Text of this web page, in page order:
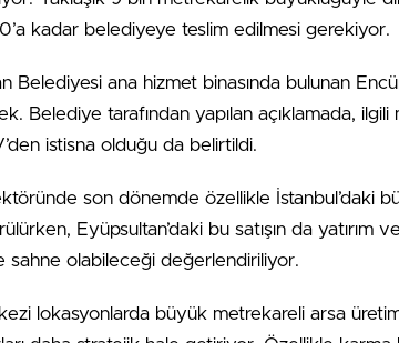
kadar belediyeye teslim edilmesi gerekiyor.
Belediyesi ana hizmet binasında bulunan
Belediye tarafından yapılan açıklamada,
istisna olduğu da belirtildi.
son dönemde özellikle İstanbul’daki
Eyüpsultan’daki bu satışın da yatırım
sahne olabileceği değerlendiriliyor.
lokasyonlarda büyük metrekareli arsa